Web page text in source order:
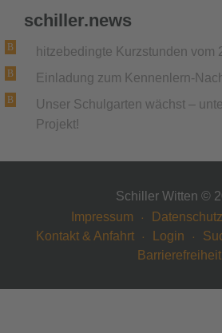
schiller.news
hitzebedingte Kurzstunden vom
Einladung zum Kennenlern-
Unser Schulgarten wächst –
Projekt!
Schiller Witten ©
Impressum
Kontakt & Anfahrt
Login
Barrierefreiheit